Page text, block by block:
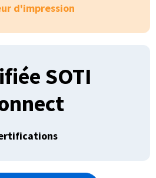
d'impression
SOTI